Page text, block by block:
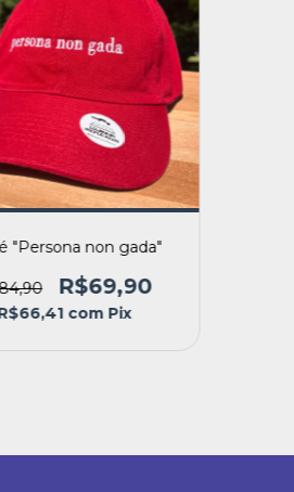
"Persona non gada"
R$69,90
com Pix